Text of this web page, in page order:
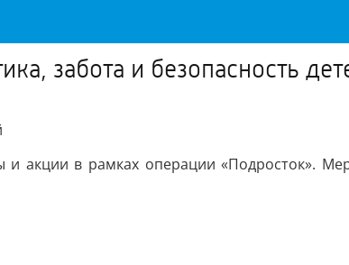
забота и безопасность
акции в рамках операции «Подросток».